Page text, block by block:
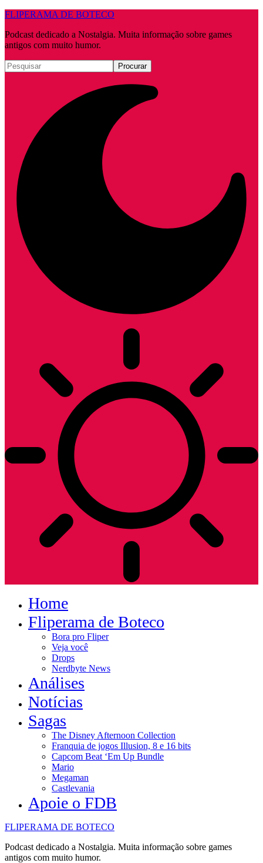
FLIPERAMA DE BOTECO
Podcast dedicado a Nostalgia. Muita informação sobre games
antigos com muito humor.
Home
Fliperama de Boteco
Bora pro Fliper
Veja você
Drops
Nerdbyte News
Análises
Notícias
Sagas
The Disney Afternoon Collection
Franquia de jogos Illusion, 8 e 16 bits
Capcom Beat ‘Em Up Bundle
Mario
Megaman
Castlevania
Apoie o FDB
FLIPERAMA DE BOTECO
Podcast dedicado a Nostalgia. Muita informação sobre games
antigos com muito humor.